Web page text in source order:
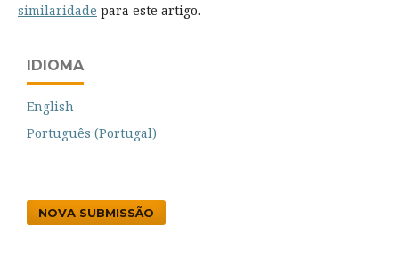
similaridade para este artigo.
IDIOMA
English
Português (Portugal)
NOVA SUBMISSÃO